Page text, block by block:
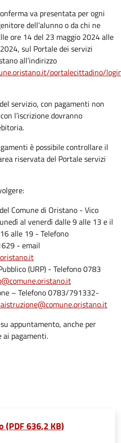
va presentata per ogni
dell’alunno o da chi ne
ore 14 del 23 maggio 2024 alle
sul Portale dei servizi
all’indirizzo
portalecittadino/
servizio, con pagamenti non
l’iscrizione dovranno
è possibile controllare il
riservata del Portale servizi
Comune di Oristano - Vico
al venerdì dalle 9 alle 13 e il
alle 19 - Telefono
- email
(URP) - Telefono 0783
– Telefono 0783/791332-
appuntamento, anche per
ai pagamenti.
(PDF 636,2 KB)